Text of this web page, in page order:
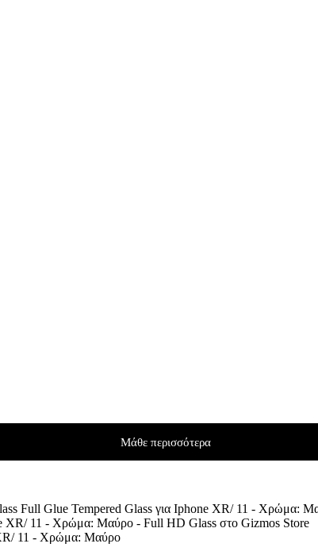
Μάθε περισσότερα
Full Glue Tempered Glass για Iphone XR/ 11 - Χρώμα:
11 - Χρώμα: Μαύρο